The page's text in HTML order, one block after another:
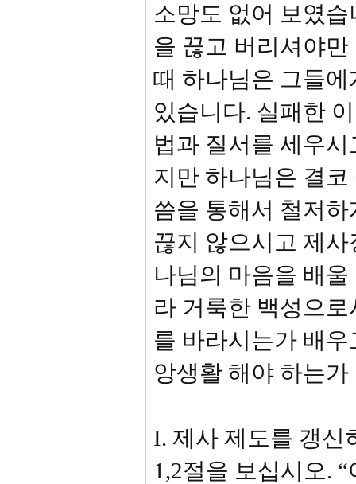
소망도 없어 보였
을 끊고 버리셔야
때 하나님은 그들
있습니다. 실패한
법과 질서를 세우
지만 하나님은 결
씀을 통해서 철저
끊지 않으시고 제
나님의 마음을 배
라 거룩한 백성으
를 바라시는가 배
앙생활 해야 하는
I. 제사 제도를 갱신
1,2절을 보십시오.